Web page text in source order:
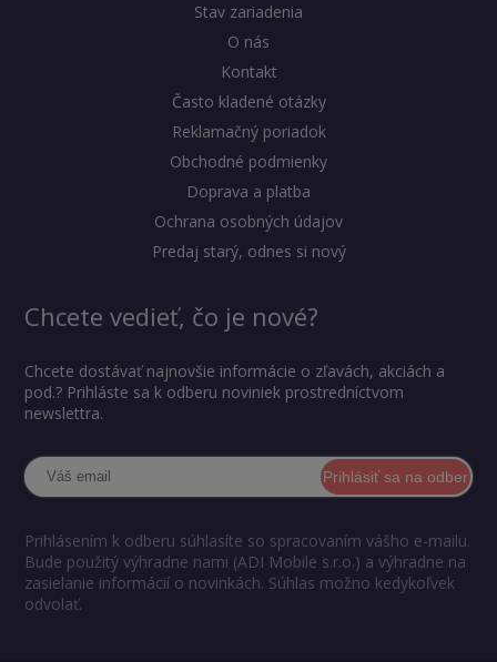
Stav zariadenia
O nás
Kontakt
Často kladené otázky
Reklamačný poriadok
Obchodné podmienky
Doprava a platba
Ochrana osobných údajov
Predaj starý, odnes si nový
Chcete vedieť, čo je nové?
Chcete dostávať najnovšie informácie o zľavách, akciách a
pod.? Prihláste sa k odberu noviniek prostredníctvom
newslettra.
Prihlásiť sa na odber
Prihlásením k odberu súhlasíte so spracovaním vášho e-mailu.
Bude použitý výhradne nami (ADI Mobile s.r.o.) a výhradne na
zasielanie informácií o novinkách. Súhlas možno kedykoľvek
odvolať.